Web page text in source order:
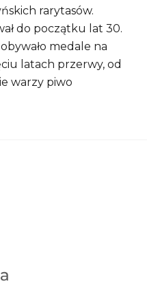
rarytasów.
do początku lat 30.
medale na
latach przerwy, od
warzy piwo